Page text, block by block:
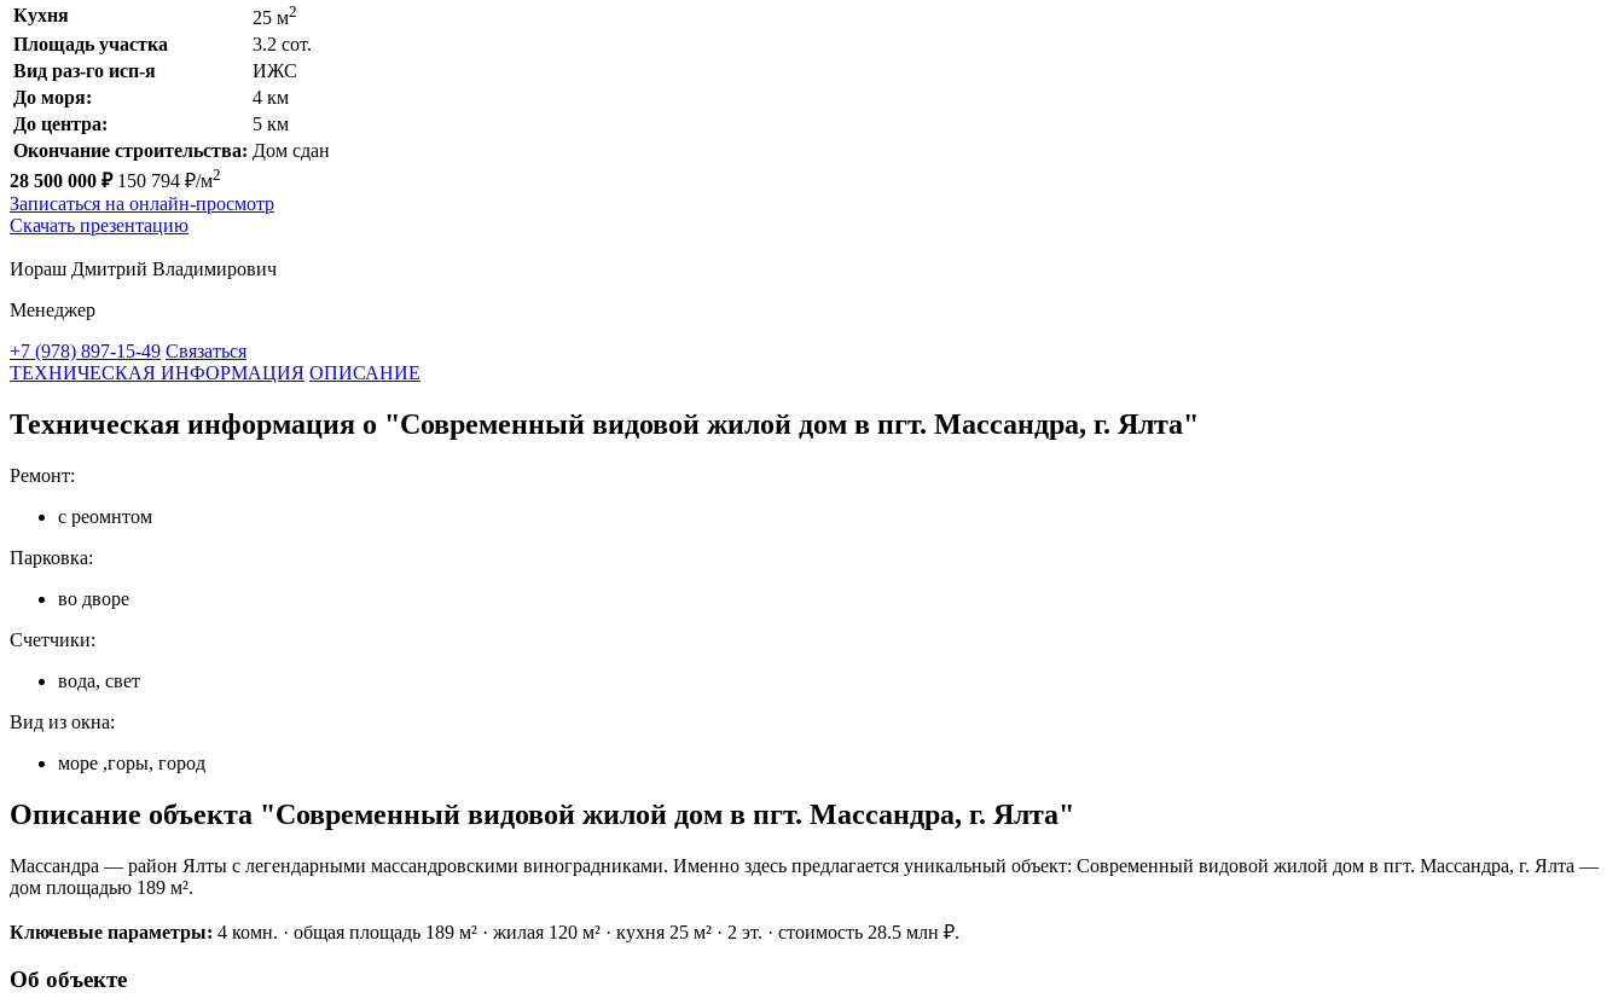
Кухня 25 м2
Площадь участка
3.2 сот.
Вид раз-го исп-я
ИЖС
До моря:
4 км
До центра:
5 км
Окончание строительства: Дом сдан
28 500 000 ₽ 150 794 ₽/м2
Записаться на онлайн-просмотр
Скачать презентацию
Иораш Дмитрий Владимирович
Менеджер
+7 (978) 897-15-49 Связаться
ТЕХНИЧЕСКАЯ ИНФОРМАЦИЯ ОПИСАНИЕ
Техническая информация о "Современный видовой жилой дом в пгт. Массандра, г. Ялта"
Ремонт:
с реомнтом
Парковка:
во дворе
Счетчики:
вода, свет
Вид из окна:
море ,горы, город
Описание объекта "Современный видовой жилой дом в пгт. Массандра, г. Ялта"
Массандра — район Ялты с легендарными массандровскими виноградниками. Именно здесь предлагается уникальный объект: Современный видовой жилой дом в пгт. Массандра, г. Ялта —
дом площадью 189 м².
Ключевые параметры: 4 комн. · общая площадь 189 м² · жилая 120 м² · кухня 25 м² · 2 эт. · стоимость 28.5 млн ₽.
Об объекте